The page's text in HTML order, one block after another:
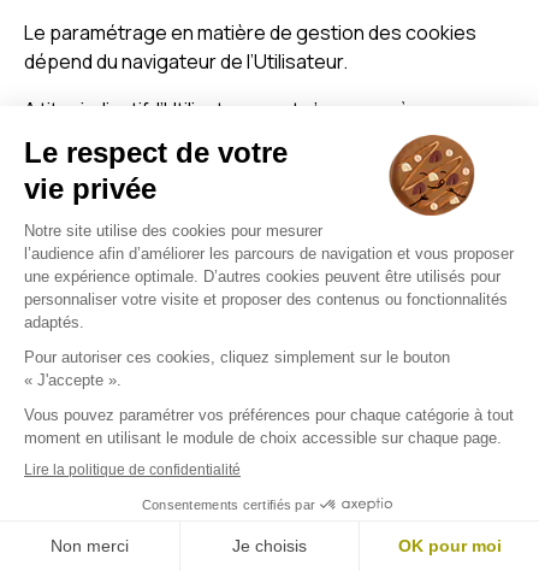
Le paramétrage en matière de gestion des cookies
dépend du navigateur de l’Utilisateur.
A titre indicatif, l’Utilisateur peut s’opposer à
l’enregistrement de Cookies en configurant son
navigateur de la manière suivante :
Aller dans Outils > Options Internet.
Cliquer sur l’onglet confidentialité, et, sous
Paramètres, sélectionner Avancé.
déterminer la configuration voulue pour les
cookies internes et les cookies tiers.
En savoir plus :https://support.microsoft.com
Pour Firefox :
En haut de la fenêtre de Firefox, cliquer sur le
bouclier, situé à gauche dans la barre
d’adresse.
Sélectionner paramètre de protection